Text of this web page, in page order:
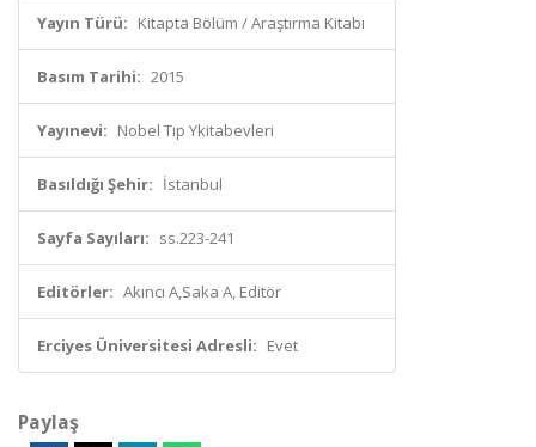
Yayın Türü: Kitapta Bölüm / Araştırma Kitabı
Basım Tarihi: 2015
Yayınevi: Nobel Tıp Ykitabevleri
Basıldığı Şehir: İstanbul
Sayfa Sayıları: ss.223-241
Editörler: Akıncı A,Saka A, Editör
Erciyes Üniversitesi Adresli: Evet
Paylaş